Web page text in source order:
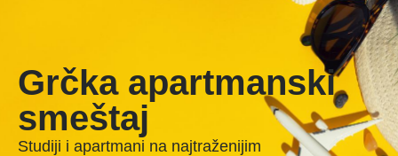
Grčka apartmanski
smeštaj
Studiji i apartmani na najtraženijim